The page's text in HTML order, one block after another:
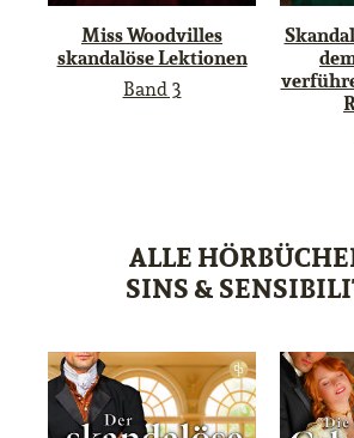
Miss Woodvilles
skandalöse Lektionen
Band 3
ALLE
SINS &